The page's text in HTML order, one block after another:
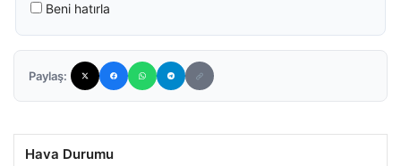
Beni hatırla
Paylaş:
Hava Durumu